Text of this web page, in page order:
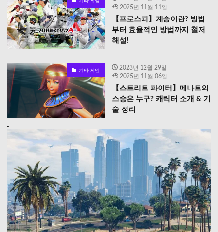
기타 게임
2025년 11월 11일
【프로스피】계승이란? 방법
부터 효율적인 방법까지 철저
해설!
기타 게임
2023년 12월 29일
2025년 11월 06일
【스트리트 파이터】메나트의
스승은 누구? 캐릭터 소개 & 기
술 정리
최신작 『GTA 6』의 발매일은 언제? 최신 요소도 가득하다는